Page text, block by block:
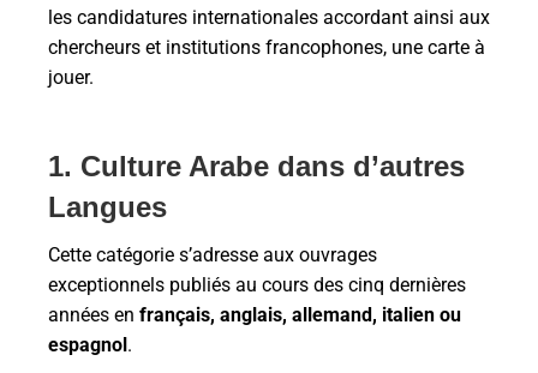
les candidatures internationales accordant ainsi aux
chercheurs et institutions francophones, une carte à
jouer.
1. Culture Arabe dans d’autres
Langues
Cette catégorie s’adresse aux ouvrages
exceptionnels publiés au cours des cinq dernières
années en français, anglais, allemand, italien ou
espagnol.